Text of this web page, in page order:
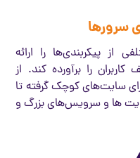
سرورها
از پیکربندی‌ها را ارائه
را برآورده کند. از
سایت‌های کوچک گرفته تا
سایت ها و سرویس‌های بزرگ و